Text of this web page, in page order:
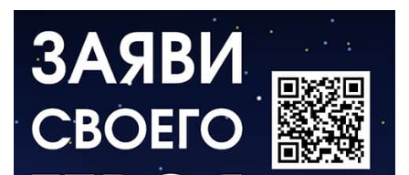
ВЛАСТЬ
День памяти и «Симфония народов»
06.08.2026